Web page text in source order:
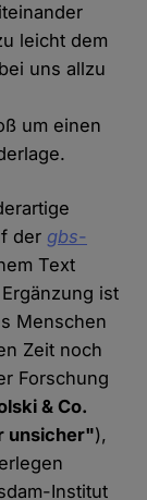
leicht dem
uns allzu
um einen
der gbs-
Text
ist
Menschen
Zeit noch
Forschung
& Co.
unsicher"),
Institut